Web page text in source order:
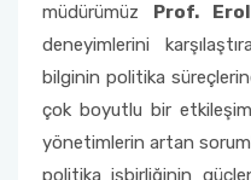
müdürümüz Prof.
deneyimlerini
bilginin politika
çok boyutlu bir etkileşim
yönetimlerin artan
politika işbirliğinin